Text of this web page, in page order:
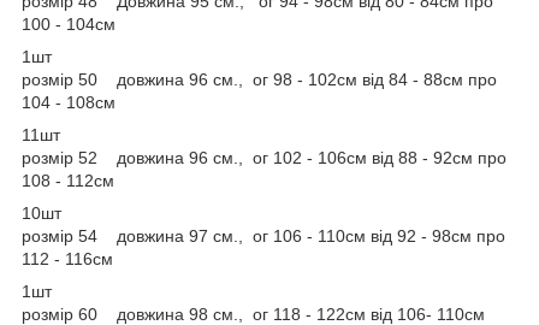
100 - 104см
1шт
розмір 50 довжина 96 см., ог 98 - 102см від 84 - 88см про
104 - 108см
11шт
розмір 52 довжина 96 см., ог 102 - 106см від 88 - 92см про
108 - 112см
10шт
розмір 54 довжина 97 см., ог 106 - 110см від 92 - 98см про
112 - 116см
1шт
розмір 60 довжина 98 см., ог 118 - 122см від 106- 110см